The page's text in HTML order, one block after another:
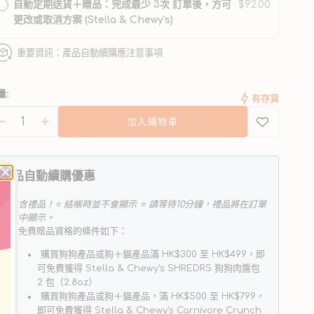
無
法
用
自動定期送貨＋贈品：完成最少 3次 訂單後，方可
更改或取消方案 (Stella & Chewy's)
$92.00
重要資訊：產品自動續購應注意事項
:
Wild
凍
乾
列
Wild
凍
乾
肉
腸
系
列
-
草
飼
有存貨
加入購物車
產品自動續購優惠
已包含禮品！⭐ 結帳時並不會顯示 ⭐ 請等待10分鐘，禮品將在訂單
狀態中顯示。
符合免費贈品資格的條件如下：
購買狗狗產品或狗＋貓產品滿 HK$300 至 HK$499，即
可免費獲得 Stella & Chewy's SHREDRS 狗狗肉醬包
2 包（2.8oz）
購買狗狗產品或狗＋貓產品，滿 HK$500 至 HK$799，
即可免費獲得 Stella & Chewy's Carnivore Crunch